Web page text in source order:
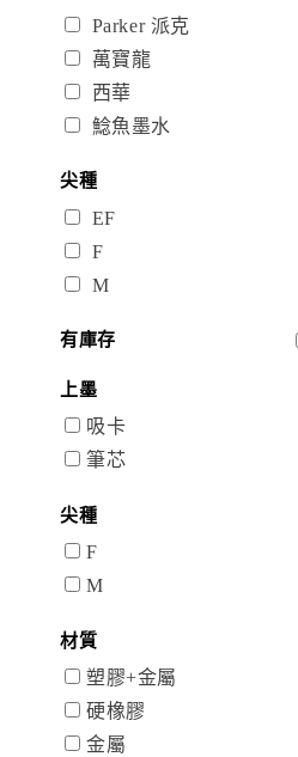
Parker 派克
萬寶龍
西華
鯰魚墨水
尖種
EF
F
M
有庫存
上墨
吸卡
筆芯
尖種
F
M
材質
塑膠+金屬
硬橡膠
金屬